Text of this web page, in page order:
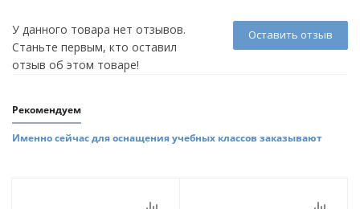
Оставить отзыв
У данного товара нет отзывов.
Станьте первым, кто оставил
отзыв об этом товаре!
Рекомендуем
Именно сейчас для оснащения учебных классов заказывают